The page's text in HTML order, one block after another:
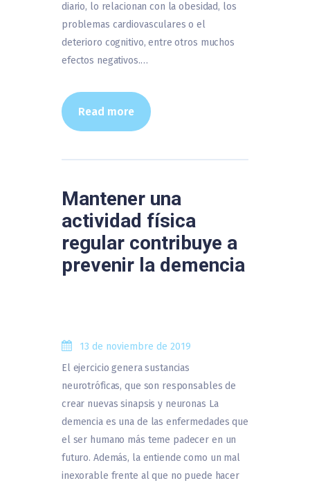
diario, lo relacionan con la obesidad, los
problemas cardiovasculares o el
deterioro cognitivo, entre otros muchos
efectos negativos.…
Read more
Mantener una
actividad física
regular contribuye a
prevenir la demencia
13 de noviembre de 2019
El ejercicio genera sustancias
neurotróficas, que son responsables de
crear nuevas sinapsis y neuronas La
demencia es una de las enfermedades que
el ser humano más teme padecer en un
futuro. Además, la entiende como un mal
inexorable frente al que no puede hacer